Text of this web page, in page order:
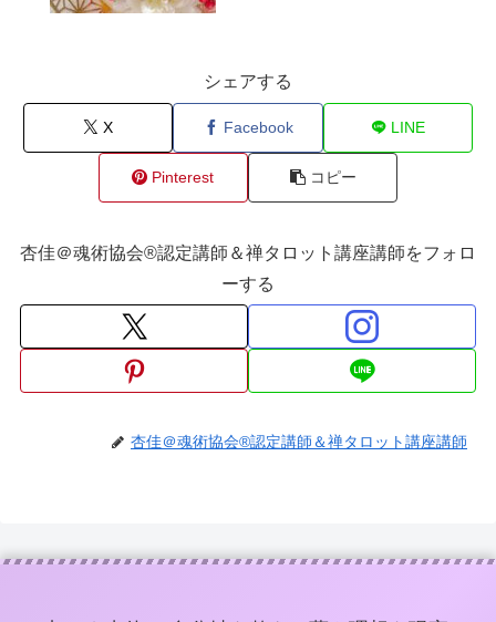
シェアする
X Facebook LINE
Pinterest コピー
杏佳＠魂術協会®認定講師＆禅タロット講座講師をフォロ
ーする
杏佳＠魂術協会®認定講師＆禅タロット講座講師